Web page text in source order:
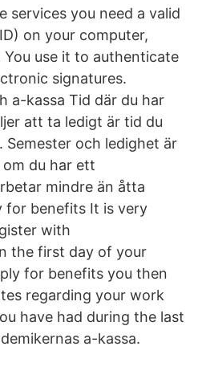
services you need a valid
on your computer,
use it to authenticate
signatures.
a-kassa Tid där du har
att ta ledigt är tid du
och ledighet är
om du har ett
mindre än åtta
for benefits It is very
with
the first day of your
for benefits you then
regarding your work
have had during the last
a-kassa.